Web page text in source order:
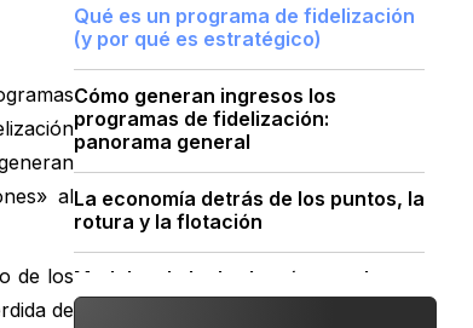
al
de los
de
Qué es un programa de fidelización
(y por qué es estratégico)
Cómo generan ingresos los
programas de fidelización:
panorama general
La economía detrás de los puntos, la
rotura y la flotación
Modelos de lealtad y cómo cada uno
gana dinero